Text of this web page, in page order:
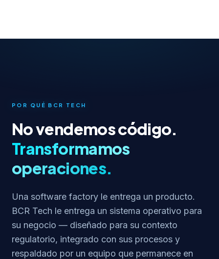
POR QUÉ BCR TECH
No vendemos código.
Transformamos
operaciones.
Una software factory le entrega un producto.
BCR Tech le entrega un sistema operativo para
su negocio — diseñado para su contexto
regulatorio, integrado con sus procesos y
respaldado por un equipo que permanece en